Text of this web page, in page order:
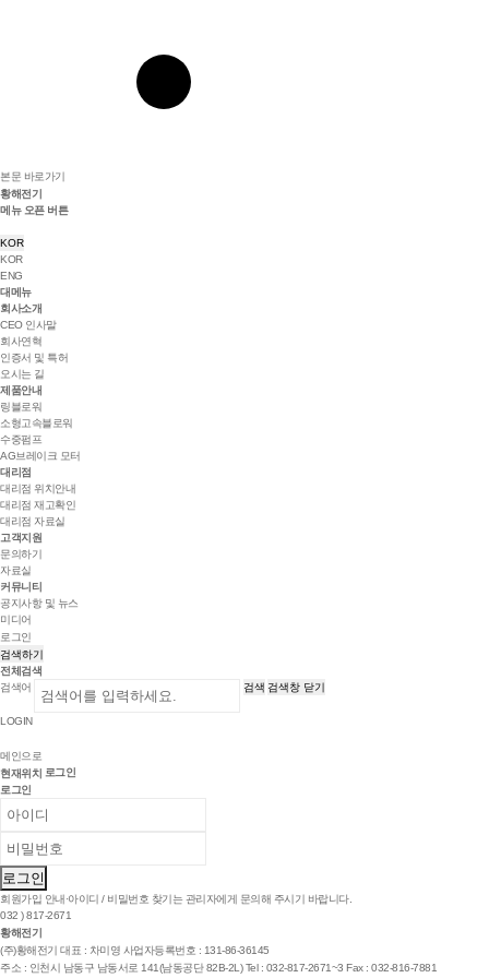
본문 바로가기
황해전기
메뉴 오픈 버튼
KOR
KOR
ENG
대메뉴
회사소개
CEO 인사말
회사연혁
인증서 및 특허
오시는 길
제품안내
링블로워
소형고속블로워
수중펌프
AG브레이크 모터
대리점
대리점 위치안내
대리점 재고확인
대리점 자료실
고객지원
문의하기
자료실
커뮤니티
공지사항 및 뉴스
미디어
로그인
검색하기
전체검색
검색어
검색 검색창 닫기
LOGIN
메인으로
현재위치 로그인
로그인
회원가입 안내·아이디 / 비밀번호 찾기는 관리자에게 문의해 주시기 바랍니다.
032 ) 817-2671
황해전기
(주)황해전기 대표 : 차미영 사업자등록번호 : 131-86-36145
주소 : 인천시 남동구 남동서로 141(남동공단 82B-2L) Tel : 032-817-2671~3 Fax : 032-816-7881